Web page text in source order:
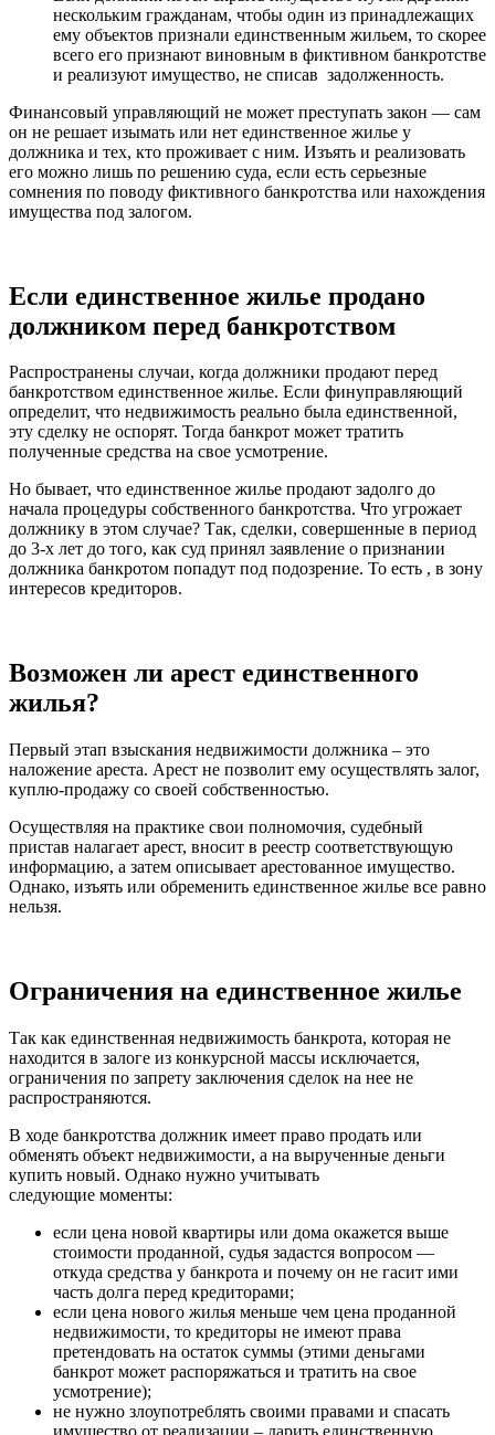
нескольким гражданам, чтобы один из принадлежащих
ему объектов признали единственным жильем, то скорее
всего его признают виновным в фиктивном банкротстве
и реализуют имущество, не списав задолженность.
Финансовый управляющий не может преступать закон — сам
он не решает изымать или нет единственное жилье у
должника и тех, кто проживает с ним. Изъять и реализовать
его можно лишь по решению суда, если есть серьезные
сомнения по поводу фиктивного банкротства или нахождения
имущества под залогом.
Если единственное жилье продано
должником перед банкротством
Распространены случаи, когда должники продают перед
банкротством единственное жилье. Если финуправляющий
определит, что недвижимость реально была единственной,
эту сделку не оспорят. Тогда банкрот может тратить
полученные средства на свое усмотрение.
Но бывает, что единственное жилье продают задолго до
начала процедуры собственного банкротства. Что угрожает
должнику в этом случае? Так, сделки, совершенные в период
до 3-х лет до того, как суд принял заявление о признании
должника банкротом попадут под подозрение. То есть , в зону
интересов кредиторов.
Возможен ли арест единственного
жилья?
Первый этап взыскания недвижимости должника – это
наложение ареста. Арест не позволит ему осуществлять залог,
куплю-продажу со своей собственностью.
Осуществляя на практике свои полномочия, судебный
пристав налагает арест, вносит в реестр соответствующую
информацию, а затем описывает арестованное имущество.
Однако, изъять или обременить единственное жилье все равно
нельзя.
Ограничения на единственное жилье
Так как единственная недвижимость банкрота, которая не
находится в залоге из конкурсной массы исключается,
ограничения по запрету заключения сделок на нее не
распространяются.
В ходе банкротства должник имеет право продать или
обменять объект недвижимости, а на вырученные деньги
купить новый. Однако нужно учитывать
следующие моменты:
если цена новой квартиры или дома окажется выше
стоимости проданной, судья задастся вопросом —
откуда средства у банкрота и почему он не гасит ими
часть долга перед кредиторами;
если цена нового жилья меньше чем цена проданной
недвижимости, то кредиторы не имеют права
претендовать на остаток суммы (этими деньгами
банкрот может распоряжаться и тратить на свое
усмотрение);
не нужно злоупотреблять своими правами и спасать
имущество от реализации – дарить единственную